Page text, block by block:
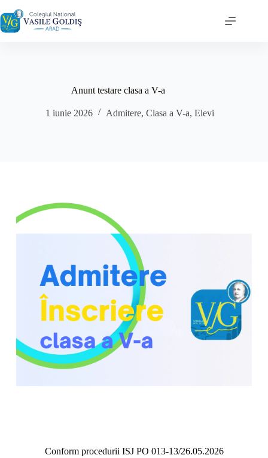
la
conținut
Anunt testare clasa a V-a
1 iunie 2026 Admitere,Clasa a V-a,Elevi
Conform procedurii ISJ PO 013-13/26.05.2026